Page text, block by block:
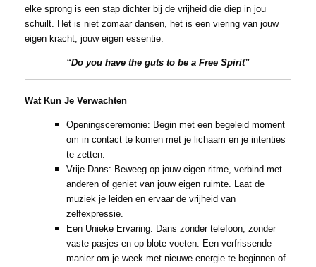
elke sprong is een stap dichter bij de vrijheid die diep in jou
schuilt. Het is niet zomaar dansen, het is een viering van jouw
eigen kracht, jouw eigen essentie.
“Do you have the guts to be a Free Spirit”
Wat Kun Je Verwachten
Openingsceremonie: Begin met een begeleid moment
om in contact te komen met je lichaam en je intenties
te zetten.
Vrije Dans: Beweeg op jouw eigen ritme, verbind met
anderen of geniet van jouw eigen ruimte. Laat de
muziek je leiden en ervaar de vrijheid van
zelfexpressie.
Een Unieke Ervaring: Dans zonder telefoon, zonder
vaste pasjes en op blote voeten. Een verfrissende
manier om je week met nieuwe energie te beginnen of